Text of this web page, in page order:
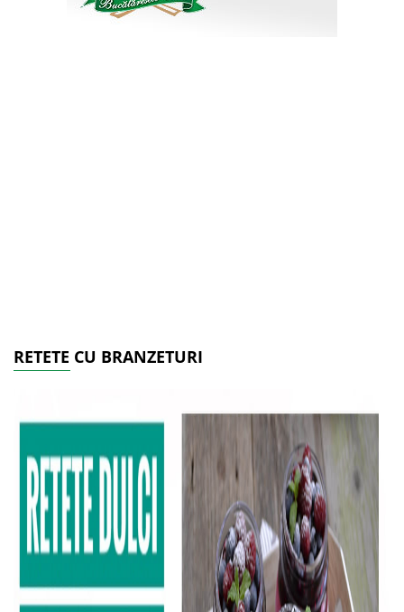
RETETE CU BRANZETURI